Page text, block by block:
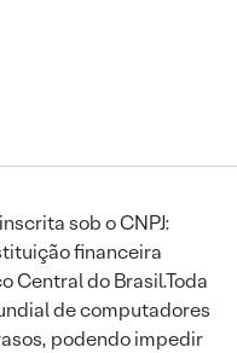
sob o CNPJ:
financeira
Central do Brasil.Toda
de computadores
podendo impedir